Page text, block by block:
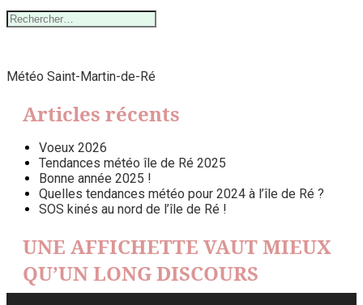
Rechercher :
Météo Saint-Martin-de-Ré
Articles récents
Voeux 2026
Tendances météo île de Ré 2025
Bonne année 2025 !
Quelles tendances météo pour 2024 à l’île de Ré ?
SOS kinés au nord de l’île de Ré !
UNE AFFICHETTE VAUT MIEUX
QU’UN LONG DISCOURS